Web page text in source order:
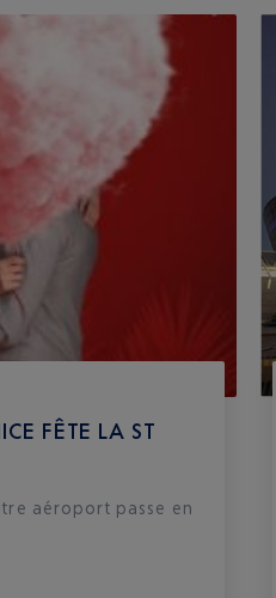
FÊTE LA ST
aéroport passe en